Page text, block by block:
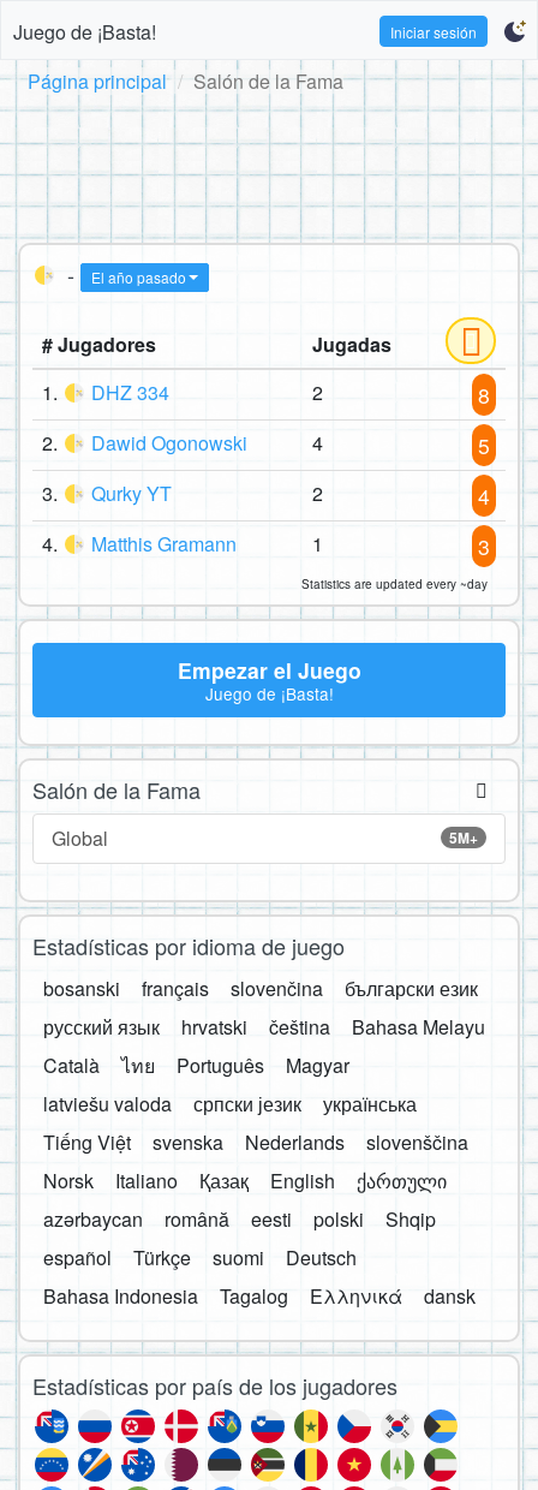
Juego de ¡Basta! Iniciar sesión
Página principal Salón de la Fama
- El año pasado
# Jugadores
Jugadas
1.
DHZ 334 2 8
2. Dawid Ogonowski 4 5
3. Qurky YT 2 4
4. Matthis Gramann 1 3
Statistics are updated every ~day
Empezar el Juego
Juego de ¡Basta!
Salón de la Fama
5M+
Global
Estadísticas por idioma de juego
bosanski français slovenčina
български език
русский язык
hrvatski čeština
Bahasa Melayu
Català
ไทย Português
Magyar
latviešu valoda
српски језик
українська
Tiếng Việt
svenska Nederlands
slovenščina
Norsk
Italiano Қазақ English
ქართული
azərbaycan
română eesti polski
Shqip
español
Türkçe suomi
Deutsch
Bahasa Indonesia
Tagalog Ελληνικά dansk
Estadísticas por país de los jugadores